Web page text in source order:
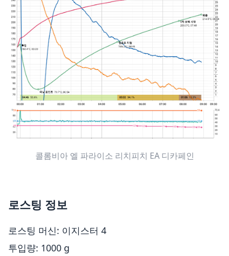
콜롬비아 엘 파라이소 리치피치 EA 디카페인
로스팅 정보
로스팅 머신: 이지스터 4
투입량: 1000 g